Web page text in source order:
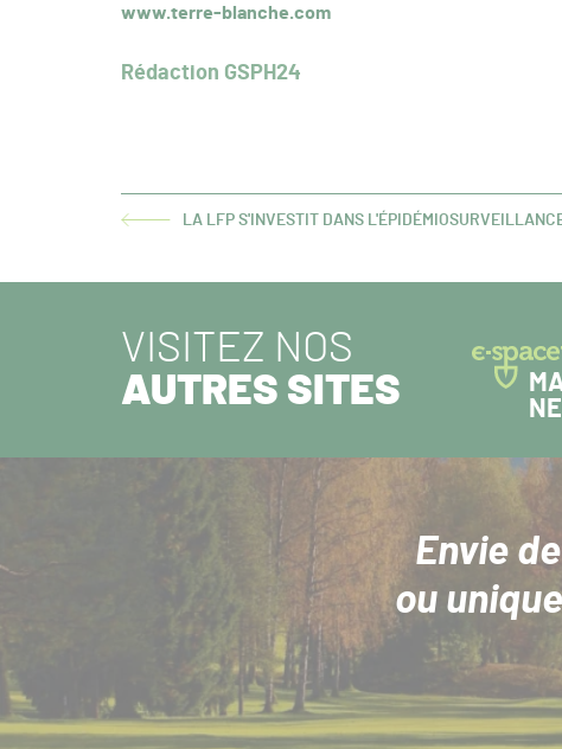
www.terre-blanche.com
Rédaction GSPH24
ARTICLELA LFP S'INVESTIT DANS
VISITEZ NOS
AUTRES SITES
Envie
ou